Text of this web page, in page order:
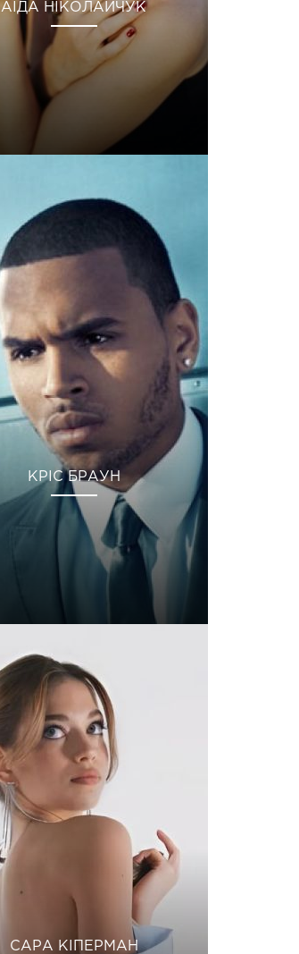
АЇДА НІКОЛАЙЧУК
КРІС БРАУН
САРА КІПЕРМАН